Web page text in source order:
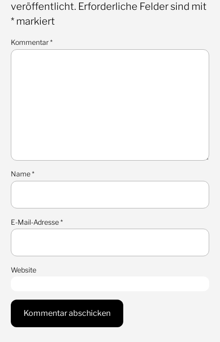
veröffentlicht. Erforderliche Felder sind mit
*markiert
Kommentar*
Name*
E-Mail-Adresse*
Website